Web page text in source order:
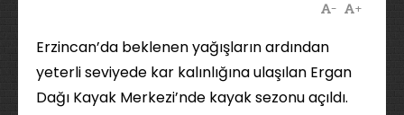
+
-
Erzincan’da beklenen yağışların ardından
yeterli seviyede kar kalınlığına ulaşılan Ergan
Dağı Kayak Merkezi’nde kayak sezonu açıldı.